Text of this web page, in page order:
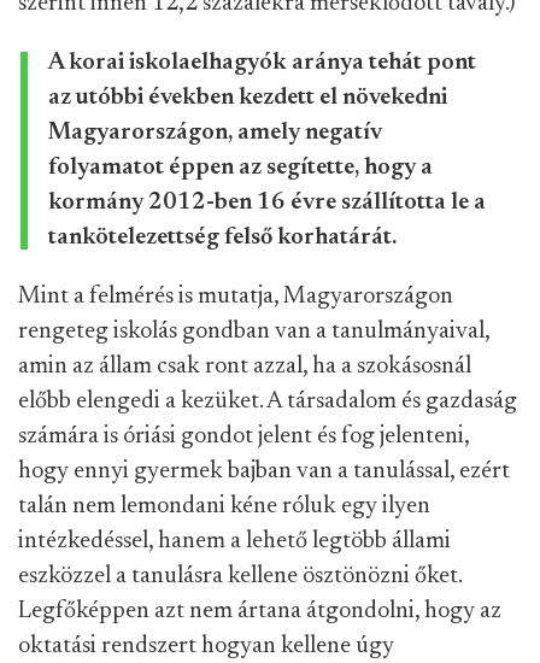
A korai iskolaelhagyók aránya tehát pont
az utóbbi években kezdett el növekedni
Magyarországon, amely negatív
folyamatot éppen az segítette, hogy a
kormány 2012-ben 16 évre szállította le a
tankötelezettség felső korhatárát.
Mint a felmérés is mutatja, Magyarországon
rengeteg iskolás gondban van a tanulmányaival,
amin az állam csak ront azzal, ha a szokásosnál
előbb elengedi a kezüket. A társadalom és gazdaság
számára is óriási gondot jelent és fog jelenteni,
hogy ennyi gyermek bajban van a tanulással, ezért
talán nem lemondani kéne róluk egy ilyen
intézkedéssel, hanem a lehető legtöbb állami
eszközzel a tanulásra kellene ösztönözni őket.
Legfőképpen azt nem ártana átgondolni, hogy az
oktatási rendszert hogyan kellene úgy